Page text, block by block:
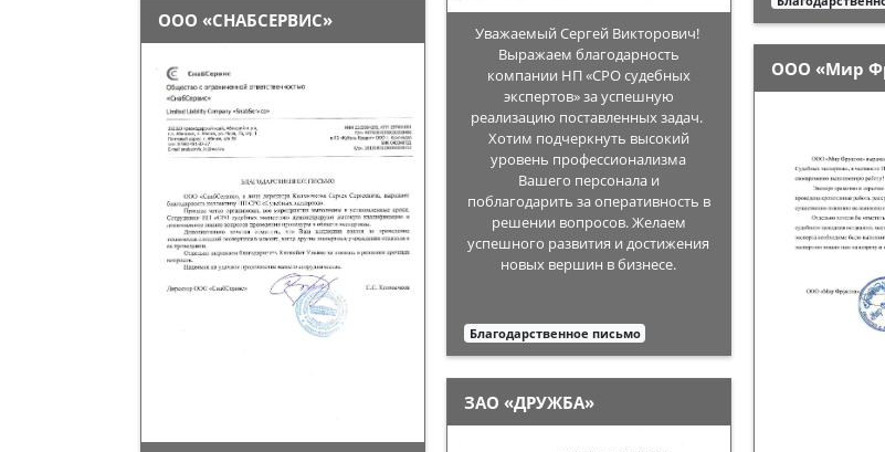
Уважаемый Сергей Викторович!
Выражаем благодарность
компании НП «СРО судебных
экспертов» за успешную
реализацию поставленных задач.
Хотим подчеркнуть высокий
уровень профессионализма
Вашего персонала и
поблагодарить за оперативность в
решении вопросов. Желаем
успешного развития и достижения
новых вершин в бизнесе.
Благодарственное письмо
ООО «СНАБСЕРВИС»
ООО «Мир
ЗАО «ДРУЖБА»